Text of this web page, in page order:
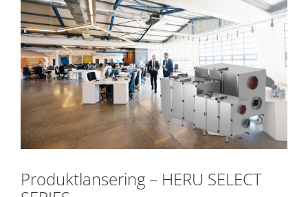
Produktlansering – HERU SELECT